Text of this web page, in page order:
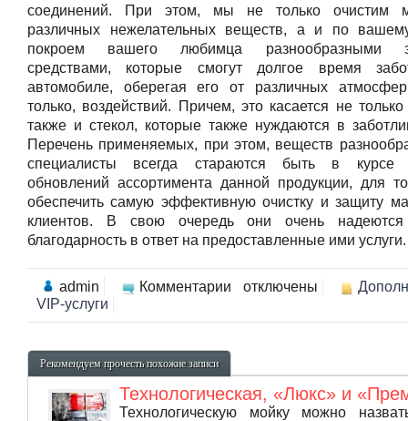
соединений. При этом, мы не только очистим
различных нежелательных веществ, а и по
покроем вашего любимца разнообразными
средствами, которые смогут долгое время
автомобиле, оберегая его от различных
только, воздействий. Причем, это касается не
также и стекол, которые также нуждаются в
Перечень применяемых, при этом, веществ
специалисты всегда стараются быть в курсе
обновлений ассортимента данной продукции, для
обеспечить самую эффективную очистку и защиту
клиентов. В свою очередь они очень
благодарность в ответ на предоставленные ими услуги.
admin Комментарии
спектра
для
клиентов
отключены
VIP-услуги
Рекомендуем прочесть похожие записи
Технологическая, «Люкс» и
Технологическую мойку можно